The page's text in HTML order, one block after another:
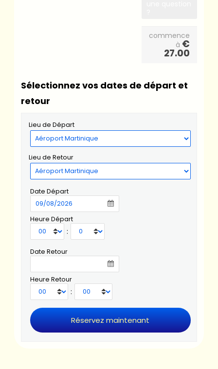
commence
à €
27.00
Sélectionnez vos dates de départ et
retour
Lieu de Départ
Lieu de Retour
Date Départ
Heure Départ
:
Date Retour
Heure Retour
: